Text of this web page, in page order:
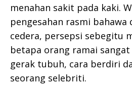
menahan sakit pada kaki.
pengesahan rasmi bahawa
cedera, persepsi sebegitu
betapa orang ramai
gerak tubuh, cara berdiri
seorang selebriti.